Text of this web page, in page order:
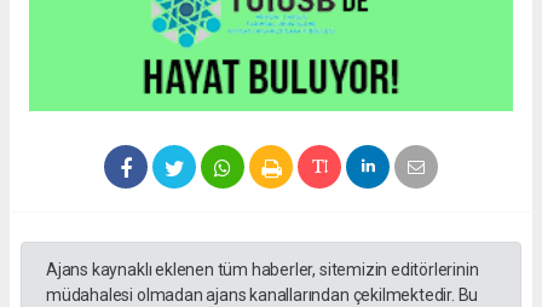
Ajans kaynaklı eklenen tüm haberler, sitemizin editörlerinin
müdahalesi olmadan ajans kanallarından çekilmektedir. Bu